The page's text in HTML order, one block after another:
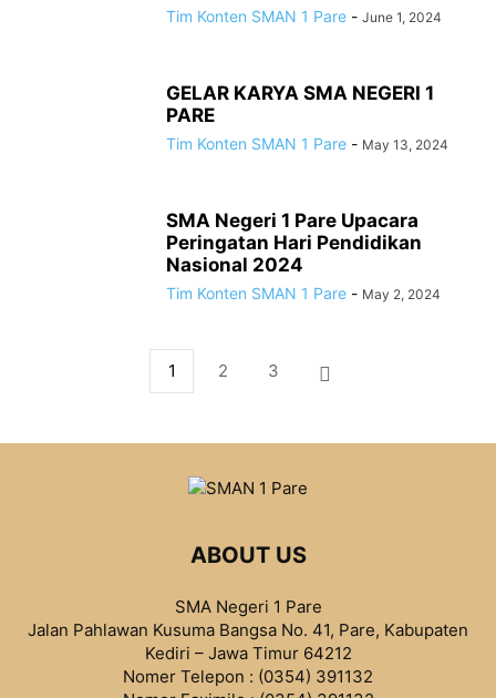
Tim Konten SMAN 1 Pare - June 1, 2024
GELAR KARYA SMA NEGERI 1
PARE
Tim Konten SMAN 1 Pare - May 13, 2024
SMA Negeri 1 Pare Upacara
Peringatan Hari Pendidikan
Nasional 2024
Tim Konten SMAN 1 Pare - May 2, 2024
1 2 3
ABOUT US
SMA Negeri 1 Pare
Jalan Pahlawan Kusuma Bangsa No. 41, Pare, Kabupaten
Kediri – Jawa Timur 64212
Nomer Telepon : (0354) 391132